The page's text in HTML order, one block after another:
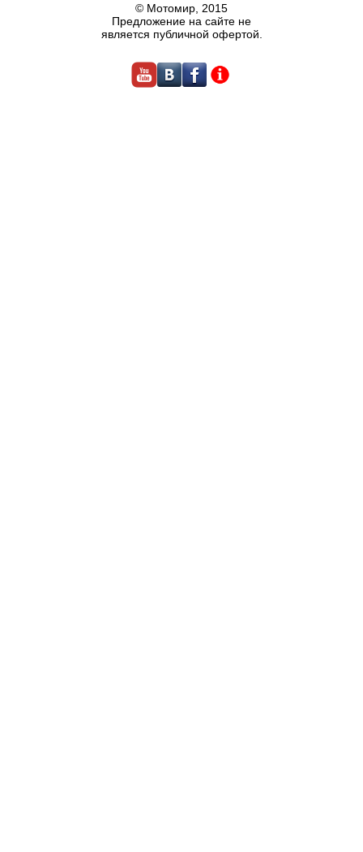
© Мотомир, 2015
Предложение на сайте не
является публичной офертой.